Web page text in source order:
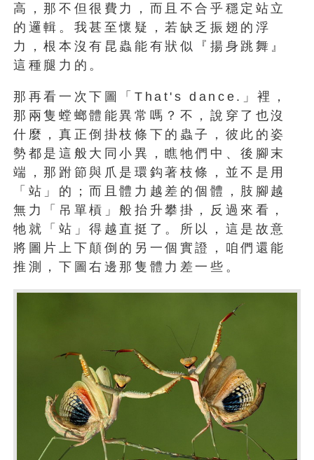
高，那不但很費力，而且不合乎穩定站立
的邏輯。我甚至懷疑，若缺乏振翅的浮
力，根本沒有昆蟲能有狀似『揚身跳舞』
這種腿力的。
那再看一次下圖「That's dance.」裡，
那兩隻螳螂體能異常嗎？不，說穿了也沒
什麼，真正倒掛枝條下的蟲子，彼此的姿
勢都是這般大同小異，瞧牠們中、後腳末
端，那跗節與爪是環鈎著枝條，並不是用
「站」的；而且體力越差的個體，肢腳越
無力「吊單槓」般抬升攀掛，反過來看，
牠就「站」得越直挺了。所以，這是故意
將圖片上下顛倒的另一個實證，咱們還能
推測，下圖右邊那隻體力差一些。